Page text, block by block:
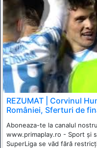
REZUMAT | Corvinul
României, Sferturi de
Aboneaza-te la canalul
www.primaplay.ro - Sport și
SuperLiga se văd fără